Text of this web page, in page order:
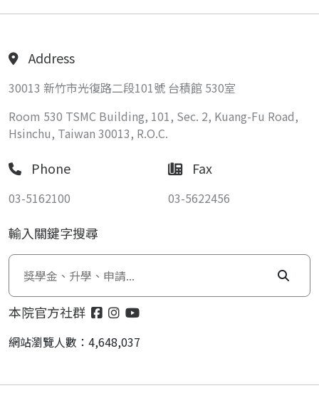
Address
30013 新竹市光復路二段101號 台積館 530室
Room 530 TSMC Building, 101, Sec. 2, Kuang-Fu Road,
Hsinchu, Taiwan 30013, R.O.C.
Phone
03-5162100
Fax
03-5622456
輸入關鍵字搜尋
本院官方社群
網站瀏覽人數：4,648,037